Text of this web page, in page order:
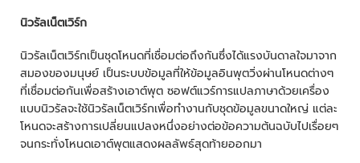
นิวรัลเน็ตเวิร์ก
นิวรัลเน็ตเวิร์กเป็นชุดโหนดที่เชื่อมต่อถึงกันซึ่งได้แรงบันดาลใจมาจาก
สมองของมนุษย์ เป็นระบบข้อมูลที่ให้ข้อมูลอินพุตวิ่งผ่านโหนดต่างๆ
ที่เชื่อมต่อกันเพื่อสร้างเอาต์พุต ซอฟต์แวร์การแปลภาษาด้วยเครื่อง
แบบนิวรัลจะใช้นิวรัลเน็ตเวิร์กเพื่อทำงานกับชุดข้อมูลขนาดใหญ่ แต่ละ
โหนดจะสร้างการเปลี่ยนแปลงหนึ่งอย่างต่อข้อความต้นฉบับไปเรื่อยๆ
จนกระทั่งโหนดเอาต์พุตแสดงผลลัพธ์สุดท้ายออกมา